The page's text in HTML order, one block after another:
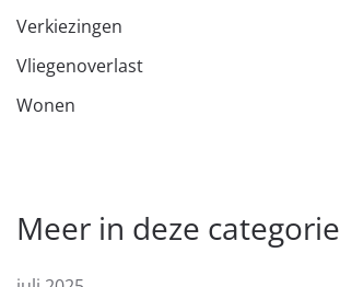
Verkiezingen
Vliegenoverlast
Wonen
Meer in deze categorie